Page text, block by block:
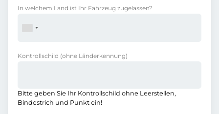
In welchem Land ist Ihr Fahrzeug zugelassen?
Kontrollschild (ohne Länderkennung)
Bitte geben Sie Ihr Kontrollschild ohne Leerstellen,
Bindestrich und Punkt ein!